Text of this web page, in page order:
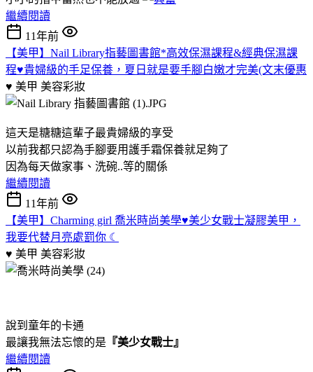
繼續閱讀
11年前
【美甲】Nail Library指藝圖書館*高效保濕課程&經典保濕課
程♥貴婦級的手足保養，夏日就是要手腳白嫩才完美(文末優惠
♥ 美甲 美容彩妝
這天是糖糖這輩子最貴婦級的享受
以前我都只認為手腳要用護手霜保養就足夠了
因為每天做家事、洗碗..等的關係
繼續閱讀
11年前
【美甲】Charming girl 喬米時尚美學♥美少女戰士凝膠美甲，
我要代替月亮處罰你 ☾
♥ 美甲 美容彩妝
說到童年的卡通
最讓我無法忘懷的是 『美少女戰士』
繼續閱讀